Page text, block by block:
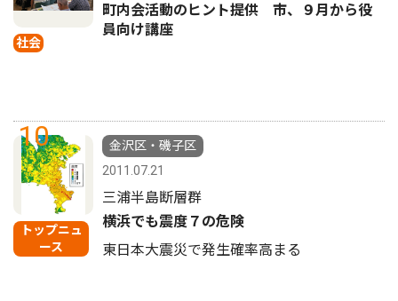
社会
町内会活動のヒント提供 市、９月から役
員向け講座
10
トップニュ
ース
金沢区・磯子区
2011.07.21
三浦半島断層群
横浜でも震度７の危険
東日本大震災で発生確率高まる